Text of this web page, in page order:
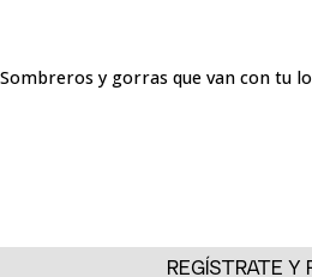
Sombreros y gorras que van con tu
diferentes momentos, conectando
looks y dándote la libertad de jugar
REGÍSTRATE Y